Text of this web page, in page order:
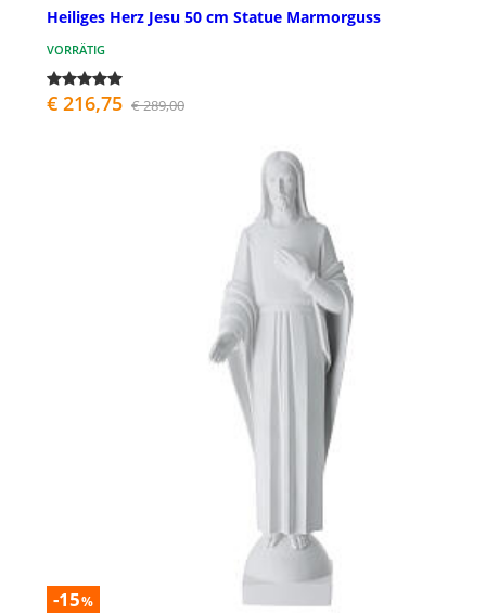
Heiliges Herz Jesu 50 cm Statue Marmorguss
VORRÄTIG
€ 216,75 € 289,00
-15%